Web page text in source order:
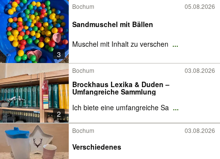
3
Bochum 05.08.2026
Sandmuschel mit Bällen
Muschel mit Inhalt zu verschen ...
2
Bochum 03.08.2026
Brockhaus Lexika & Duden –
Umfangreiche Sammlung
Ich biete eine umfangreiche Sa ...
Bochum 03.08.2026
Verschiedenes